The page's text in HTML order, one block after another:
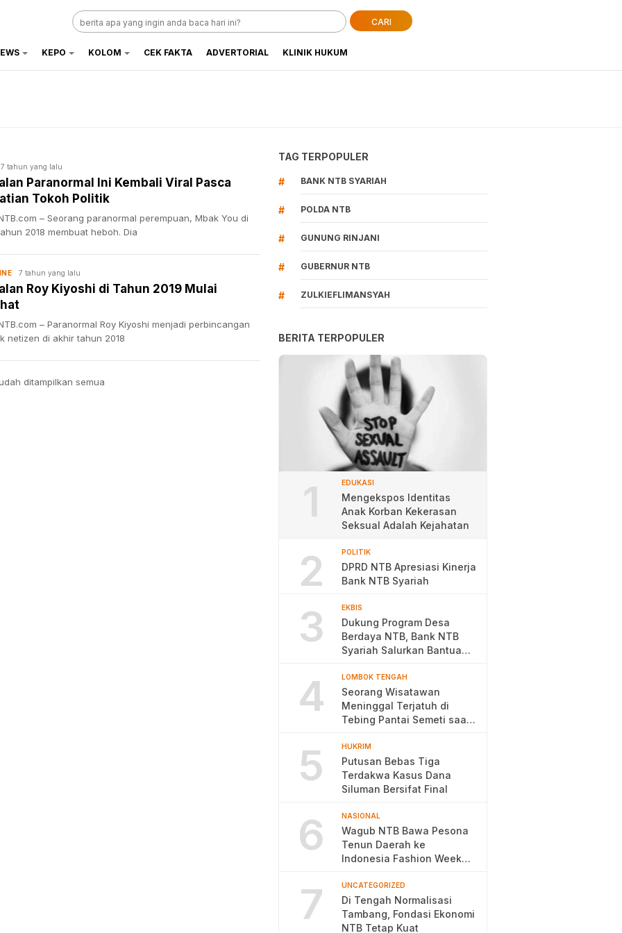
CARI
KEPO KOLOM CEK FAKTA ADVERTORIAL KLINIK HUKUM
7 tahun yang lalu
Paranormal Ini Kembali Viral Pasca
Tokoh Politik
– Seorang paranormal perempuan, Mbak You di
2018 membuat heboh. Dia
7 tahun yang lalu
Roy Kiyoshi di Tahun 2019 Mulai
– Paranormal Roy Kiyoshi menjadi perbincangan
netizen di akhir tahun 2018
ditampilkan semua
TAG TERPOPULER
# BANK NTB SYARIAH
# POLDA NTB
# GUNUNG RINJANI
# GUBERNUR NTB
# ZULKIEFLIMANSYAH
BERITA TERPOPULER
1 EDUKASI
Mengekspos Identitas
Anak Korban Kekerasan
Seksual Adalah Kejahatan
2 POLITIK
DPRD NTB Apresiasi Kinerja
Bank NTB Syariah
3 EKBIS
Dukung Program Desa
Berdaya NTB, Bank NTB
Syariah Salurkan Bantuan
4 LOMBOK TENGAH
Seorang Wisatawan
Meninggal Terjatuh di
Tebing Pantai Semeti saat
5 HUKRIM
Putusan Bebas Tiga
Terdakwa Kasus Dana
Siluman Bersifat Final
6 NASIONAL
Wagub NTB Bawa Pesona
Tenun Daerah ke
Indonesia Fashion Week
7 UNCATEGORIZED
Di Tengah Normalisasi
Tambang, Fondasi Ekonomi
NTB Tetap Kuat